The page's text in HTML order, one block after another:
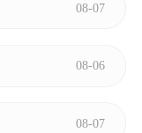
08-07
08-06
08-07